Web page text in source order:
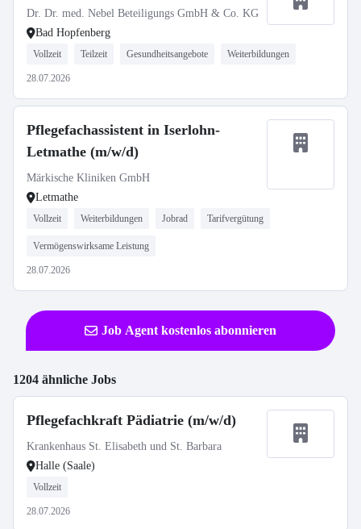
Dr. Dr. med. Nebel Beteiligungs GmbH & Co. KG
Bad Hopfenberg
Vollzeit Teilzeit Gesundheitsangebote Weiterbildungen
28.07.2026
Pflegefachassistent in Iserlohn-
Letmathe (m/w/d)
Märkische Kliniken GmbH
Letmathe
Vollzeit Weiterbildungen Jobrad Tarifvergütung
Vermögenswirksame Leistung
28.07.2026
Job Agent kostenlos abonnieren
1204 ähnliche Jobs
Pflegefachkraft Pädiatrie (m/w/d)
Krankenhaus St. Elisabeth und St. Barbara
Halle (Saale)
Vollzeit
28.07.2026